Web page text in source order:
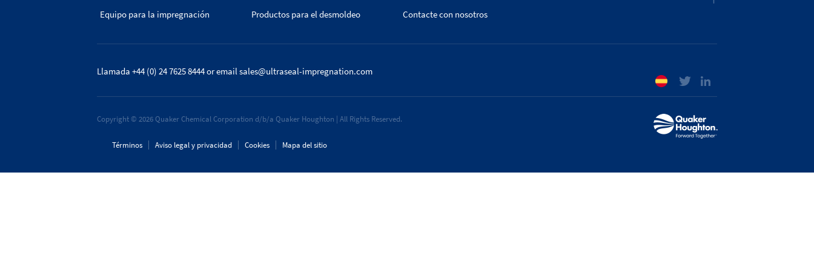
Equipo para la impregnación
Productos para el desmoldeo
Contacte con nosotros
Llamada +44 (0) 24 7625 8444or emailsales@ultraseal-impregnation.com
Copyright © 2026 Quaker Chemical Corporation d/b/a Quaker Houghton | All Rights Reserved.
Términos Aviso legal y privacidad Cookies Mapa del sitio